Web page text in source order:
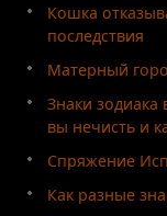
Кошка
последствия
Матерный
Знаки зодиака
вы нечисть и
Спряжение
Как разные